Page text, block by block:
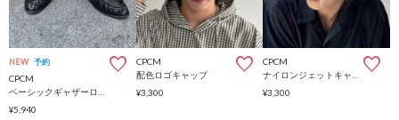
NEW 予約
CPCM
¥5,940
CPCM
配色ロゴキャップ
¥3,300
CPCM
¥3,300